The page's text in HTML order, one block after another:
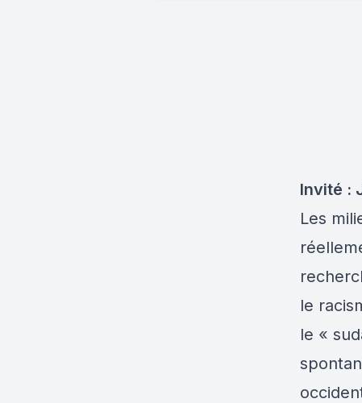
Invité :
Les
le
le «